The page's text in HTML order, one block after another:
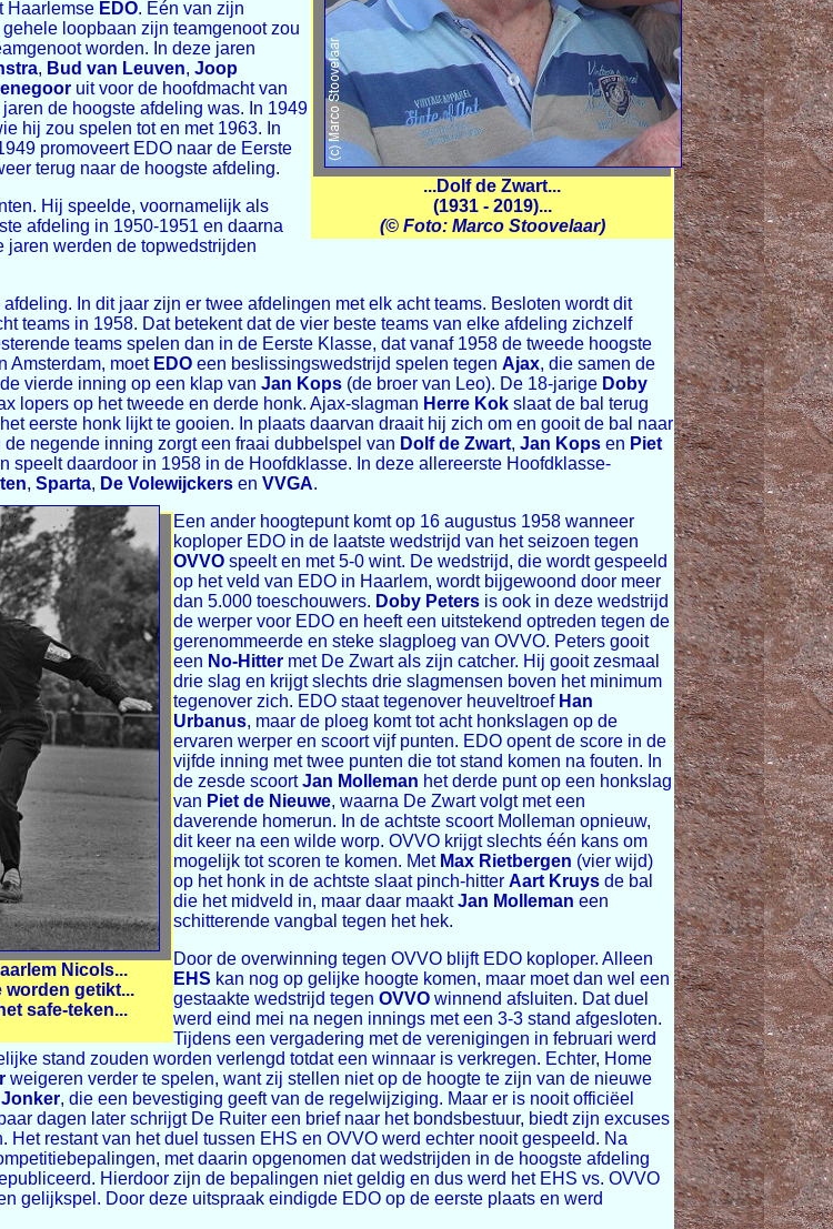
...Dolf de Zwart...
(1931 - 2019)...
(© Foto: Marco Stoovelaar)
Haarlemse EDO. Eén van zijn
loopbaan zijn teamgenoot zou
worden. In deze jaren
, Bud van Leuven, Joop
uit voor de hoofdmacht van
de hoogste afdeling was. In 1949
hij zou spelen tot en met 1963. In
promoveert EDO naar de Eerste
terug naar de hoogste afdeling.
Hij speelde, voornamelijk als
afdeling in 1950-1951 en daarna
jaren werden de topwedstrijden
In dit jaar zijn er twee afdelingen met elk acht teams. Besloten wordt dit
teams in 1958. Dat betekent dat de vier beste teams van elke afdeling zichzelf
teams spelen dan in de Eerste Klasse, dat vanaf 1958 de tweede hoogste
Amsterdam, moet EDO een beslissingswedstrijd spelen tegen Ajax, die samen de
vierde inning op een klap van Jan Kops (de broer van Leo). De 18-jarige Doby
lopers op het tweede en derde honk. Ajax-slagman Herre Kok slaat de bal terug
eerste honk lijkt te gooien. In plaats daarvan draait hij zich om en gooit de bal naar
negende inning zorgt een fraai dubbelspel van Dolf de Zwart, Jan Kops en Piet
speelt daardoor in 1958 in de Hoofdklasse. In deze allereerste Hoofdklasse-
, Sparta, De Volewijckers en VVGA.
Nicols...
worden getikt...
safe-teken...
Een ander hoogtepunt komt op 16 augustus 1958 wanneer
koploper EDO in de laatste wedstrijd van het seizoen tegen
OVVO speelt en met 5-0 wint. De wedstrijd, die wordt gespeeld
op het veld van EDO in Haarlem, wordt bijgewoond door meer
dan 5.000 toeschouwers. Doby Peters is ook in deze wedstrijd
de werper voor EDO en heeft een uitstekend optreden tegen de
gerenommeerde en steke slagploeg van OVVO. Peters gooit
een No-Hitter met De Zwart als zijn catcher. Hij gooit zesmaal
drie slag en krijgt slechts drie slagmensen boven het minimum
tegenover zich. EDO staat tegenover heuveltroef Han
Urbanus, maar de ploeg komt tot acht honkslagen op de
ervaren werper en scoort vijf punten. EDO opent de score in de
vijfde inning met twee punten die tot stand komen na fouten. In
de zesde scoortJan Molleman het derde punt op een honkslag
van Piet de Nieuwe, waarna De Zwart volgt met een
daverende homerun. In de achtste scoort Molleman opnieuw,
dit keer na een wilde worp. OVVO krijgt slechts één kans om
mogelijk tot scoren te komen. Met Max Rietbergen (vier wijd)
op het honk in de achtste slaat pinch-hitter Aart Kruys de bal
die het midveld in, maar daar maaktJan Molleman een
schitterende vangbal tegen het hek.
Door de overwinning tegen OVVO blijft EDO koploper. Alleen
EHS kan nog op gelijke hoogte komen, maar moet dan wel een
gestaakte wedstrijd tegen OVVO winnend afsluiten. Dat duel
werd eind mei na negen innings met een 3-3 stand afgesloten.
Tijdens een vergadering met de verenigingen in februari werd
stand zouden worden verlengd totdat een winnaar is verkregen. Echter, Home
weigeren verder te spelen, want zij stellen niet op de hoogte te zijn van de nieuwe
, die een bevestiging geeft van de regelwijziging. Maar er is nooit officiëel
dagen later schrijgt De Ruiter een brief naar het bondsbestuur, biedt zijn excuses
restant van het duel tussen EHS en OVVO werd echter nooit gespeeld. Na
met daarin opgenomen dat wedstrijden in de hoogste afdeling
Hierdoor zijn de bepalingen niet geldig en dus werd het EHS vs. OVVO
gelijkspel. Door deze uitspraak eindigde EDO op de eerste plaats en werd